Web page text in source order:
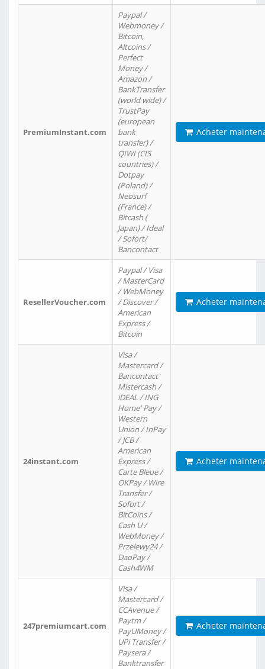
PremiumInstant.com
Paypal /
Webmoney /
Bitcoin,
Altcoins /
Perfect
Money /
Amazon /
BankTransfer
(world wide) /
TrustPay
(european
bank
transfer) /
QIWI (CIS
countries) /
Dotpay
(Poland) /
Neosurf
(France) /
Bitcash (
Japan) / Ideal
/ Sofort/
Bancontact
Acheter
ResellerVoucher.com
Paypal / Visa
/ MasterCard
/ WebMoney
/ Discover /
American
Express /
Bitcoin
Acheter
24instant.com
Visa /
Mastercard /
Bancontact
Mistercash /
iDEAL / ING
Home' Pay /
Western
Union / InPay
/ JCB /
American
Express /
Carte Bleue /
OKPay / Wire
Transfer /
Sofort /
BitCoins /
Cash U /
WebMoney /
Przelewy24 /
DaoPay /
Cash4WM
Acheter
247premiumcart.com
Visa /
Mastercard /
CCAvenue /
Paytm /
PayUMoney /
UPi Transfer /
Paysera /
Banktransfer
Acheter